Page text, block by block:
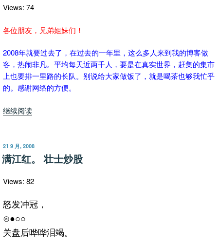
神
炒
赚
钱
太
容
了！”
Views: 74
各位朋友，兄弟姐妹们！
2008年就要过去了，在过去的一年里，这么多人来到我的博客做
客，热闹非凡。平均每天近两千人，要是在真实世界，赶集的集市
上也要排一里路的长队。别说给大家做饭了，就是喝茶也够我忙乎
的。感谢网络的方便。
继续阅读“哈
业
故
祝
家
新
发
布
于
21 9 月, 2008
满江红。 壮士炒股
Views: 82
怒发冲冠，
⊙●○○
关盘后哗哗泪竭。